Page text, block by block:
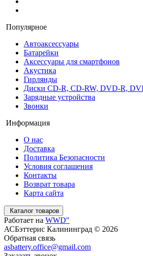
Популярное
Автоаксессуары
Батарейки
Аксессуары для смартфонов
Акустика
Гирлянды
Диски CD-R, CD-RW, DVD-R,
Зарядные устройства
Звонки
Информация
О нас
Доставка
Политика Безопасности
Условия соглашения
Контакты
Возврат товара
Карта сайта
Каталог товаров
Работает на WWD"
АСБэттерис Калининград © 2026
Обратная связь
asbattery.office@gmail.com